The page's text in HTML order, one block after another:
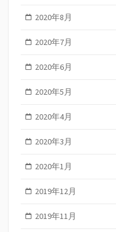
2020年8月
2020年7月
2020年6月
2020年5月
2020年4月
2020年3月
2020年1月
2019年12月
2019年11月